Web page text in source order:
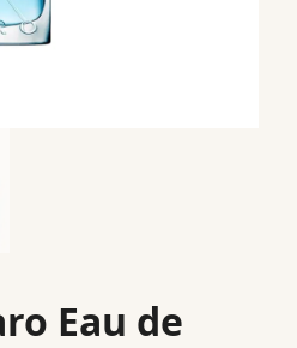
Eau de